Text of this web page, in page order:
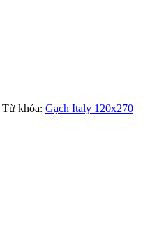
Từ khóa: Gạch Italy 120x270